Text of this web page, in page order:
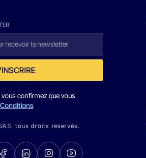
confirmez que vous
tous droits réservés.